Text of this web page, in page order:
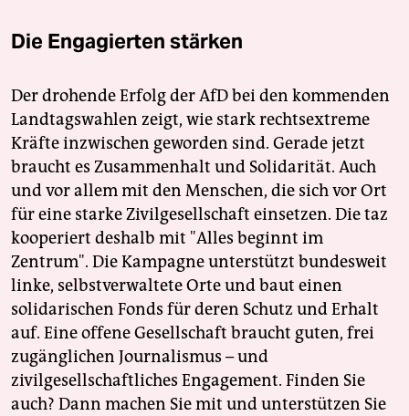
Die Engagierten stärken
Der drohende Erfolg der AfD bei den kommenden
Landtagswahlen zeigt, wie stark rechtsextreme
Kräfte inzwischen geworden sind. Gerade jetzt
braucht es Zusammenhalt und Solidarität. Auch
und vor allem mit den Menschen, die sich vor Ort
für eine starke Zivilgesellschaft einsetzen. Die taz
kooperiert deshalb mit "Alles beginnt im
Zentrum". Die Kampagne unterstützt bundesweit
linke, selbstverwaltete Orte und baut einen
solidarischen Fonds für deren Schutz und Erhalt
auf. Eine offene Gesellschaft braucht guten, frei
zugänglichen Journalismus – und
zivilgesellschaftliches Engagement. Finden Sie
auch? Dann machen Sie mit und unterstützen Sie